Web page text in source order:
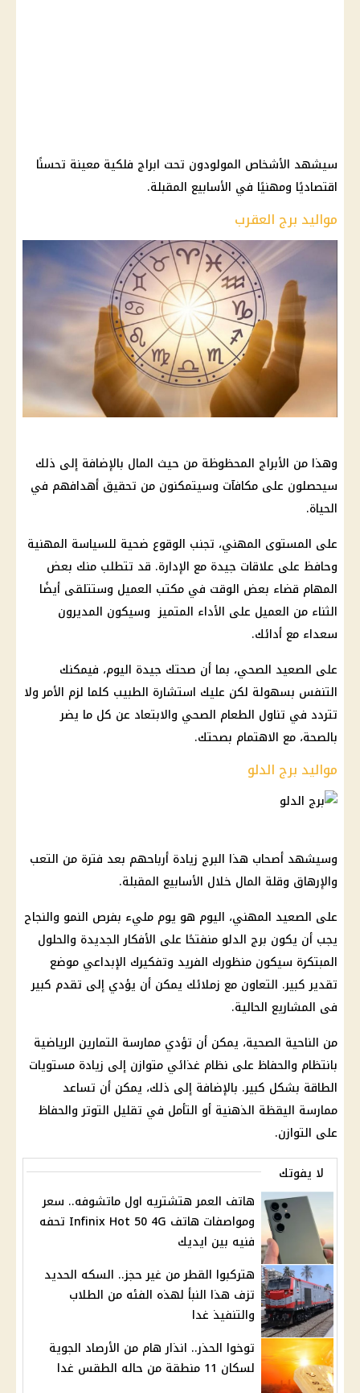
سيشهد الأشخاص المولودون تحت ابراج فلكية معينة تحسنًا
اقتصاديًا ومهنيًا في الأسابيع المقبلة.
مواليد برج العقرب
وهذا من الأبراج المحظوظة من حيث المال بالإضافة إلى ذلك
سيحصلون على مكافآت وسيتمكنون من تحقيق أهدافهم في
الحياة.
على المستوى المهني، تجنب الوقوع ضحية للسياسة المهنية
وحافظ على علاقات جيدة مع الإدارة. قد تتطلب منك بعض
المهام قضاء بعض الوقت في مكتب العميل وستتلقى أيضًا
الثناء من العميل على الأداء المتميز وسيكون المديرون
سعداء مع أدائك.
على الصعيد الصحي، بما أن صحتك جيدة اليوم، فيمكنك
التنفس بسهولة لكن عليك استشارة الطبيب كلما لزم الأمر ولا
تتردد في تناول الطعام الصحي والابتعاد عن كل ما يضر
بالصحة، مع الاهتمام بصحتك.
مواليد برج الدلو
وسيشهد أصحاب هذا البرج زيادة أرباحهم بعد فترة من التعب
والإرهاق وقلة المال خلال الأسابيع المقبلة.
على الصعيد المهني، اليوم هو يوم مليء بفرص النمو والنجاح
يجب أن يكون برج الدلو منفتحًا على الأفكار الجديدة والحلول
المبتكرة سيكون منظورك الفريد وتفكيرك الإبداعي موضع
تقدير كبير. التعاون مع زملائك يمكن أن يؤدي إلى تقدم كبير
فى المشاريع الحالية.
من الناحية الصحية، يمكن أن تؤدي ممارسة التمارين الرياضية
بانتظام والحفاظ على نظام غذائي متوازن إلى زيادة مستويات
الطاقة بشكل كبير. بالإضافة إلى ذلك، يمكن أن تساعد
ممارسة اليقظة الذهنية أو التأمل في تقليل التوتر والحفاظ
على التوازن.
لا يفوتك
هاتف العمر هتشتريه اول ماتشوفه.. سعر
ومواصفات هاتف Infinix Hot 50 4G تحفه
فنيه بين ايديك
هتركبوا القطر من غير حجز.. السكه الحديد
تزف هذا النبأ لهذه الفئه من الطلاب
والتنفيذ غدا
توخوا الحذر.. انذار هام من الأرصاد الجوية
لسكان 11 منطقة من حاله الطقس غدا